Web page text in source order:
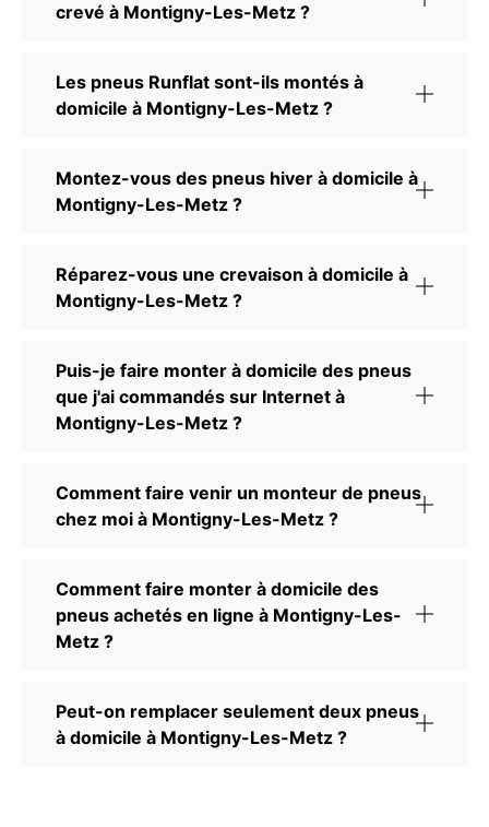
crevé à Montigny-Les-Metz ?
Les pneus Runflat sont-ils montés à
domicile à Montigny-Les-Metz ?
Montez-vous des pneus hiver à domicile à
Montigny-Les-Metz ?
Réparez-vous une crevaison à domicile à
Montigny-Les-Metz ?
Puis-je faire monter à domicile des pneus
que j'ai commandés sur Internet à
Montigny-Les-Metz ?
Comment faire venir un monteur de pneus
chez moi à Montigny-Les-Metz ?
Comment faire monter à domicile des
pneus achetés en ligne à Montigny-Les-
Metz ?
Peut-on remplacer seulement deux pneus
à domicile à Montigny-Les-Metz ?